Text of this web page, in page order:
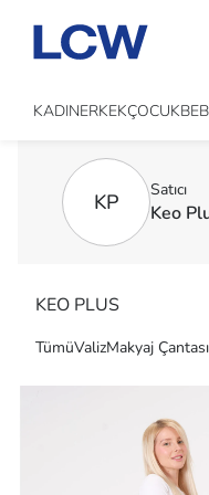
KADINERKEKÇOCUK
KP Satıcı
Keo
KEO PLUS
TümüValizMakyaj Çantası